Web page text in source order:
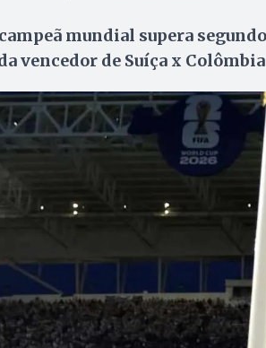
mundial supera
vencedor de Suíça x Colômbia